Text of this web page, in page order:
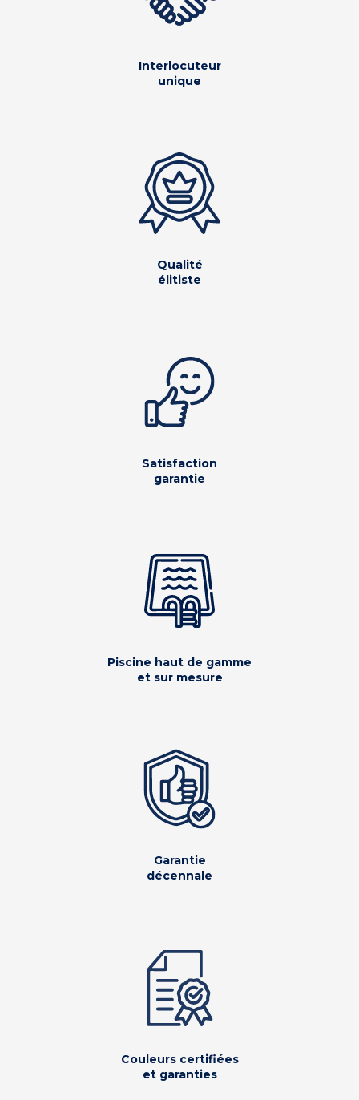
Interlocuteur
unique
Qualité
élitiste
Satisfaction
garantie
Piscine haut de gamme
et sur mesure
Garantie
décennale
Couleurs certifiées
et garanties